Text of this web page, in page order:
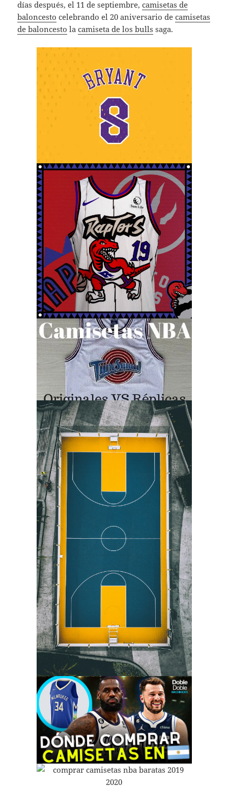
días después, el 11 de septiembre,camisetas de
baloncesto celebrando el 20 aniversario decamisetas
de baloncesto lacamiseta de los bulls saga.